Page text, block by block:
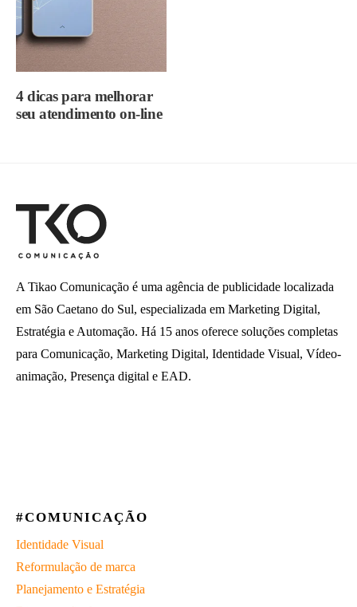
4 dicas para melhorar
seu atendimento on-line
A Tikao Comunicação é uma agência de publicidade localizada
em São Caetano do Sul, especializada em Marketing Digital,
Estratégia e Automação. Há 15 anos oferece soluções completas
para Comunicação, Marketing Digital, Identidade Visual, Vídeo-
animação, Presença digital e EAD.
#COMUNICAÇÃO
Identidade Visual
Reformulação de marca
Planejamento e Estratégia